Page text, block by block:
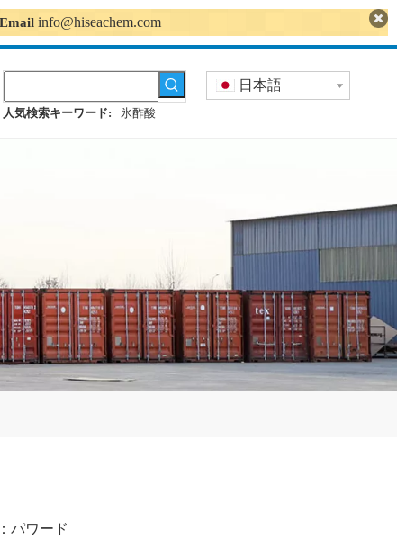
info@hiseachem.com
人気検索キーワード: 氷酢酸
日本語
パワード